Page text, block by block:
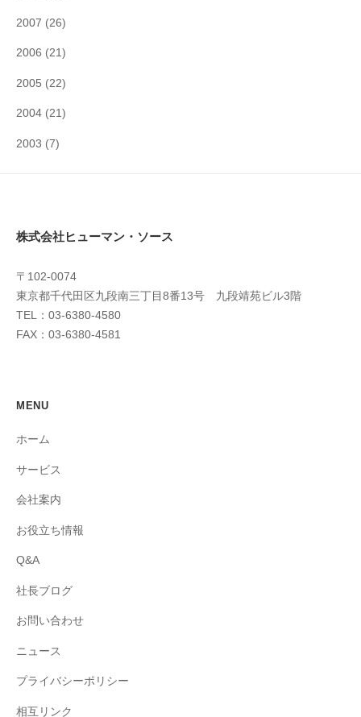
2007 (26)
2006 (21)
2005 (22)
2004 (21)
2003 (7)
株式会社ヒューマン・ソース
〒102-0074
東京都千代田区九段南三丁目8番13号 九段靖苑ビル3階
TEL：03-6380-4580
FAX：03-6380-4581
MENU
ホーム
サービス
会社案内
お役立ち情報
Q&A
社長ブログ
お問い合わせ
ニュース
プライバシーポリシー
相互リンク